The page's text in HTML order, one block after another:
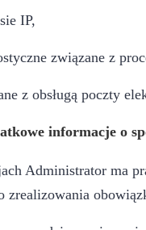
IP,
związane z
z obsługą poczty
informacje o
Administrator ma
zrealizowania